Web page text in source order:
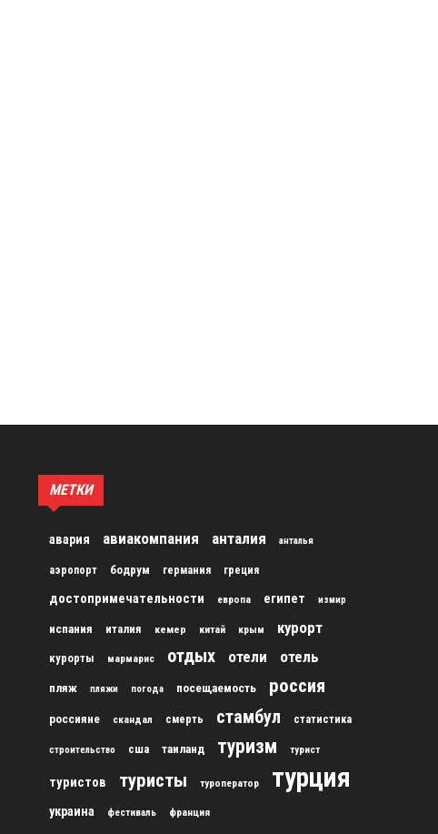
МЕТКИ
авария авиакомпания анталия анталья
аэропорт бодрум германия греция
достопримечательности европа египет измир
испания италия кемер китай крым курорт
курорты мармарис отдых отели отель
пляж пляжи погода посещаемость россия
россияне скандал смерть стамбул статистика
строительство сша таиланд туризм турист
туристов туристы туроператор турция
украина фестиваль франция